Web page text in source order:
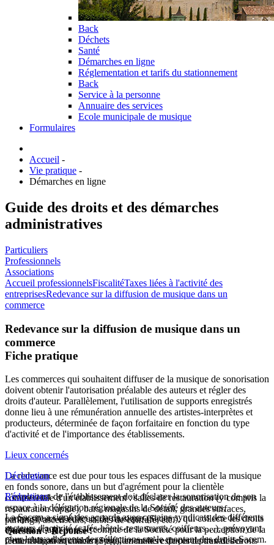
Back
Déchets
Santé
Démarches en ligne
Réglementation et tarifs du stationnement
Back
Service à la personne
Annuaire des services
Ecole municipale de musique
Formulaires
Accueil -
Vie pratique -
Démarches en ligne
Guide des droits et des démarches
administratives
Particuliers
Professionnels
Associations
Accueil professionnelsFiscalitéTaxes liées à l'activité des
entreprisesRedevance sur la diffusion de musique dans un
commerce
Redevance sur la diffusion de musique dans un
commerce
Fiche pratique
Les commerces qui souhaitent diffuser de la musique de sonorisation
doivent obtenir l'autorisation préalable des auteurs et régler des
droits d'auteur. Parallèlement, l'utilisation de supports enregistrés
donne lieu à une rémunération annuelle des artistes-interprètes et
producteurs, déterminée de façon forfaitaire en fonction du type
d'activité et de l'importance des établissements.
Lieux concernés
La redevance est due pour tous les espaces diffusant de la musique
en fonds sonore, dans un but d'agrément pour la clientèle
commerciale d'un établissement : salles de restauration (y compris la
restauration rapide), bars, magasins de détail, grandes surfaces,
parkings, ascenseurs, salons de coiffure, etc.
Cette obligation concerne également les espaces de travail des
Déclaration
L'exploitant de l'établissement doit déclarer la sonorisation de son
espace à la délégation régionale de la Société des auteurs,
compositeurs et éditeurs de musique (Sacem), qui collecte les droits
d'auteur et agit pour le compte de la Société pour la perception de la
rémunération équitable (Spré), en matière de perception des droits
Réductions
La Sacem a signé des accords avec certains syndicats des différents
secteurs d'activité (cafés-hôtels-restaurants, coiffeurs…), prévoyant
pour leurs adhérents des réductions sur le montant des droits Sacem.
Question ? Réponse !